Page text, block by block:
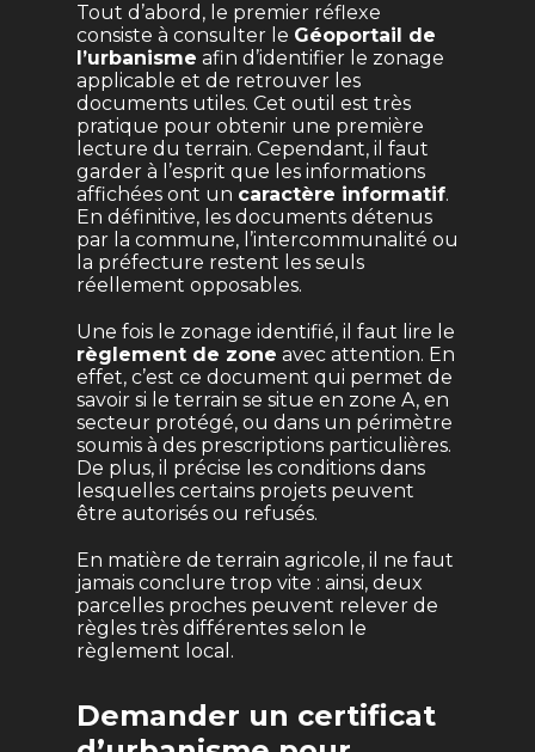
Tout d’abord, le premier réflexe
consiste à consulter le Géoportail de
l’urbanisme afin d’identifier le zonage
applicable et de retrouver les
documents utiles. Cet outil est très
pratique pour obtenir une première
lecture du terrain. Cependant, il faut
garder à l’esprit que les informations
affichées ont un caractère informatif.
En définitive, les documents détenus
par la commune, l’intercommunalité ou
la préfecture restent les seuls
réellement opposables.
Une fois le zonage identifié, il faut lire le
règlement de zone avec attention. En
effet, c’est ce document qui permet de
savoir si le terrain se situe en zone A, en
secteur protégé, ou dans un périmètre
soumis à des prescriptions particulières.
De plus, il précise les conditions dans
lesquelles certains projets peuvent
être autorisés ou refusés.
En matière de terrain agricole, il ne faut
jamais conclure trop vite : ainsi, deux
parcelles proches peuvent relever de
règles très différentes selon le
règlement local.
Demander un certificat